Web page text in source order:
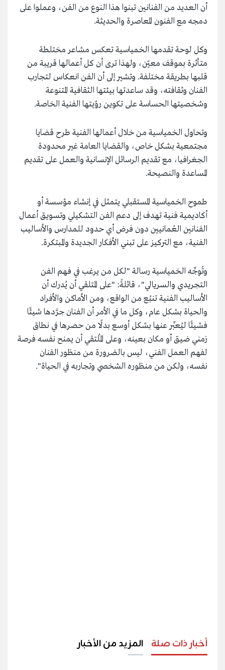
أن العديد من الفنانين تبنوا هذا النوع من الفن، وعملوا على
دمجه مع الفنون المعاصرة والحديثة.
وكل لوحة تقدمها الخمياسية تعكس مشاعر مختلطة
متأثرة بموقف معيّن، ولهذا ترى أن كل أعمالها قريبة من
قلبها بطريقة مختلفة. وتشير إلى أن الفن انعكاس لتجارب
الفنان وثقافته، وقد ساعدتها بيئتها الثقافية المتنوعة
وشخصيتها الحساسة على تكوين رؤيتها الفنية الخاصة.
وتحاول الخمياسية من خلال أعمالها الفنية طرح قضايا
مجتمعية بشكل خاص، والقضايا العامة غير محدودة
الجغرافيا، مع تقديم الرسائل الإنسانية والعمل على تقديم
المساعدة والنصيحة.
طموح الخمياسية المستقبلي يتمثل في إنشاء مؤسسة أو
أكاديمية فنية تهدف إلى دعم الفن التشكيلي وتسويق أعمال
الفنانين العُمانيين دون فرض أي حدود للمدارس والأساليب
الفنية، مع التركيز على تبني الأفكار الجديدة والمبتكرة.
وتُوجِّه الخمياسية رسالة "لكل من يرغب في فهم الفن
التجريدي والسريالي"، قائلةً: "على المتلقي أن يُدرك أن
الأساليب الفنية تنبُع من الواقع، ومن الأماكن والأفراد
والحياة بشكل عام، وكل ما في الأمر أن الفنان جرَّدها شيئًا
فشيئًا ليُعبِّر عنها بشكل أوسع بدلًا من حصرها في نطاق
زمني ضيق أو مكان بعينه، وعلى المُلتقي أن يمنح نفسه فرصة
لفهم العمل الفني، ليس بالضرورة من منظور الفنان
نفسه، ولكن من منظوره الشخصي وتجاربه في الحياة".
أخبار ذات صلة المزيد من الأخبار